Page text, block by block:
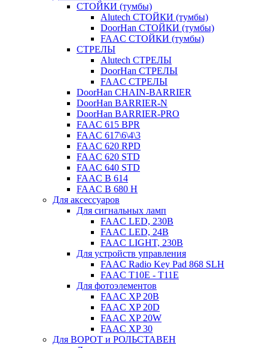
СТОЙКИ (тумбы)
Alutech СТОЙКИ (тумбы)
DoorHan СТОЙКИ (тумбы)
FAAC СТОЙКИ (тумбы)
СТРЕЛЫ
Alutech СТРЕЛЫ
DoorHan СТРЕЛЫ
FAAC СТРЕЛЫ
DoorHan CHAIN-BARRIER
DoorHan BARRIER-N
DoorHan BARRIER-PRO
FAAC 615 BPR
FAAC 617\6\4\3
FAAC 620 RPD
FAAC 620 STD
FAAC 640 STD
FAAC B 614
FAAC B 680 H
Для аксессуаров
Для сигнальных ламп
FAAC LED, 230B
FAAC LED, 24B
FAAC LIGHT, 230B
Для устройств управления
FAAC Radio Key Pad 868 SLH
FAAC T10E - T11E
Для фотоэлементов
FAAC XP 20B
FAAC XP 20D
FAAC XP 20W
FAAC XP 30
Для ВОРОТ и РОЛЬСТАВЕН